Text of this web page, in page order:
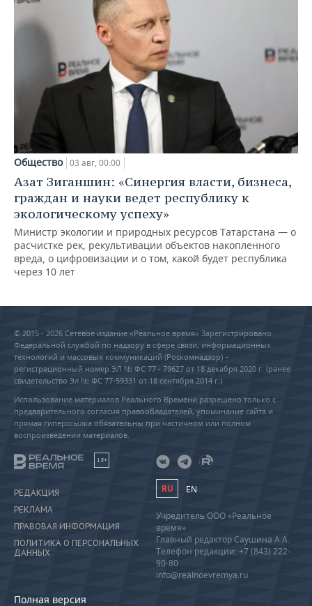
Общество 03 авг, 00:00
Азат Зиганшин: «Синергия власти, бизнеса,
граждан и науки ведет республику к
экологическому успеху»
Министр экологии и природных ресурсов Татарстана — о
расчистке рек, рекультивации объектов накопленного
вреда, о цифровизации и о том, какой будет республика
через 10 лет
© 2015 - 2026 Сетевое издание «Реальное время» Зарегистрировано
Федеральной службой по надзору в сфере связи, информационных
технологий и массовых коммуникаций (Роскомнадзор) –
регистрационный номер ЭЛ № ФС 77 - 79627 от 18 декабря 2020 г. (ранее
свидетельство Эл № ФС 77-59331 от 18 сентября 2014 г.)
Использование материалов Реального Времени разрешено только с
предварительного согласия правообладателей, упоминание сайта и
прямая гиперссылка обязательны при частичном или полном
воспроизведении материалов.
18+
РЕДАКЦИЯ
РЕКЛАМА
ПРАВОВАЯ ИНФОРМАЦИЯ
ПОЛИТИКА О ПЕРСОНАЛЬНЫХ
ДАННЫХ
Полная версия
RU EN
Учредитель ООО «Реальное
время»
Главный редактор Саушина А.А.
Телефон редакции: +7 (843) 222-
90-80
info@realnoevremya.ru